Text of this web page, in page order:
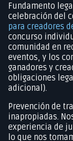
Fundamento
celebración del
para creadores
concurso
comunidad en
eventos, y los
ganadores y
obligaciones
adicional).
Prevención de
inapropiadas.
experiencia de
lo que nos